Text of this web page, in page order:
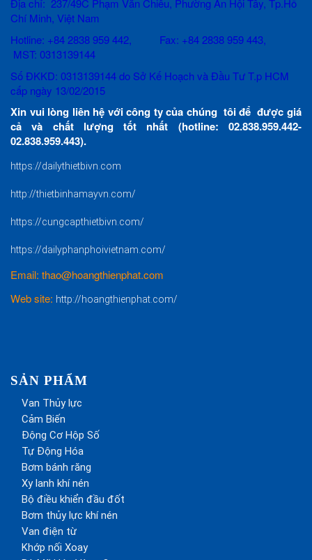
Địa chỉ: 237/49C Phạm Văn Chiêu, Phường An Hội Tây, Tp.Hồ
Chí Minh, Việt Nam
Hotline: +84 2838 959 442, Fax: +84 2838 959 443,
MST: 0313139144
Số ĐKKD: 0313139144 do Sở Kế Hoạch và Đầu Tư T.p HCM
cấp ngày 13/02/2015
Xin vui lòng liên hệ với công ty của chúng tôi để được giá
cả và chất lượng tốt nhất (hotline: 02.838.959.442-
02.838.959.443).
https://dailythietbivn.com
http://thietbinhamayvn.com/
https://cungcapthietbivn.com/
https://dailyphanphoivietnam.com/
Email: thao@hoangthienphat.com
Web site: http://hoangthienphat.com/
SẢN PHẨM
Van Thủy lực
Cảm Biến
Động Cơ Hộp Số
Tự Động Hóa
Bơm bánh răng
Xy lanh khí nén
Bộ điều khiển đầu đốt
Bơm thủy lực khí nén
Van điện từ
Khớp nối Xoay